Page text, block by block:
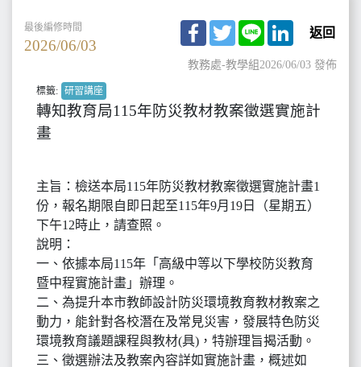
最後編修時間
2026/06/03
Facebook
TwitterLine LinkedIn
返回
教務處-教學組2026/06/03 發佈
標籤: 研習講座
轉知教育局115年防災教材教案徵選實施計
畫
主旨：檢送本局115年防災教材教案徵選實施計畫1
份，報名期限自即日起至115年9月19日（星期五）
下午12時止，請查照。
說明：
一、依據本局115年「高級中等以下學校防災教育
暨中程實施計畫」辦理。
二、為提升本市教師設計防災環境教育教材教案之
動力，能針對各校潛在及常見災害，發展特色防災
環境教育議題課程與教材(具)，特辦理旨揭活動。
三、徵選辦法及教案內容詳如實施計畫，概述如